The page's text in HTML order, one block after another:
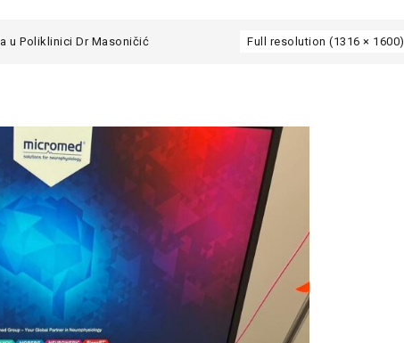
u Poliklinici Dr Masoničić Full resolution (1316 × 1600)